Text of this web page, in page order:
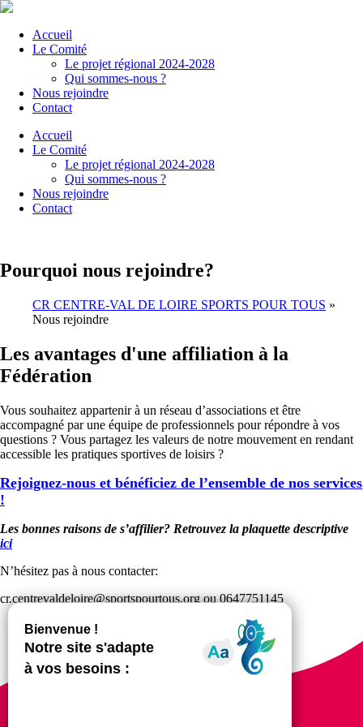
Accueil
Le Comité
Le projet régional 2024-2028
Qui sommes-nous ?
Nous rejoindre
Contact
Accueil
Le Comité
Le projet régional 2024-2028
Qui sommes-nous ?
Nous rejoindre
Contact
Pourquoi nous rejoindre?
CR CENTRE-VAL DE LOIRE SPORTS POUR TOUS »
Nous rejoindre
Les avantages d'une affiliation à la
Fédération
Vous souhaitez appartenir à un réseau d’associations et être
accompagné par une équipe de professionnels pour répondre à vos
questions ? Vous partagez les valeurs de notre mouvement en rendant
accessible les pratiques sportives de loisirs ?
Rejoignez-nous et bénéficiez de l’ensemble de nos services
!
Les bonnes raisons de s’affilier? Retrouvez la plaquette descriptive
ici
N’hésitez pas à nous contacter:
cr.centrevaldeloire@sportspourtous.org ou 0647751145